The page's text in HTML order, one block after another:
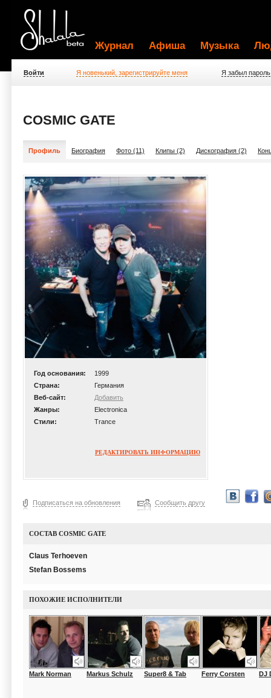
Журнал Афиша Музыка
Войти Я новенький, зарегистрируйте меня Я забыл пароль
COSMIC GATE
Профиль Биография Фото (11) Клипы (2) Дискография (2)
Год основания:
1999
Страна:
Германия
Веб-сайт:
Добавить
Жанры:
Electronica
Стили:
Trance
РЕДАКТИРОВАТЬ ИНФОРМАЦИЮ
Подписаться на обновления Сообщить другу
СОСТАВ COSMIC GATE
Claus Terhoeven
Stefan Bossems
ПОХОЖИЕ ИСПОЛНИТЕЛИ
Mark Norman Markus Schulz Super8 & Tab Ferry Corsten DJ